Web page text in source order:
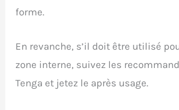
forme.
En revanche, s’il doit être utilisé
zone interne, suivez les
Tenga et jetez le après usage.